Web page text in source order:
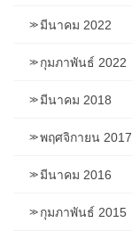
มีนาคม 2022
กุมภาพันธ์ 2022
มีนาคม 2018
พฤศจิกายน 2017
มีนาคม 2016
กุมภาพันธ์ 2015